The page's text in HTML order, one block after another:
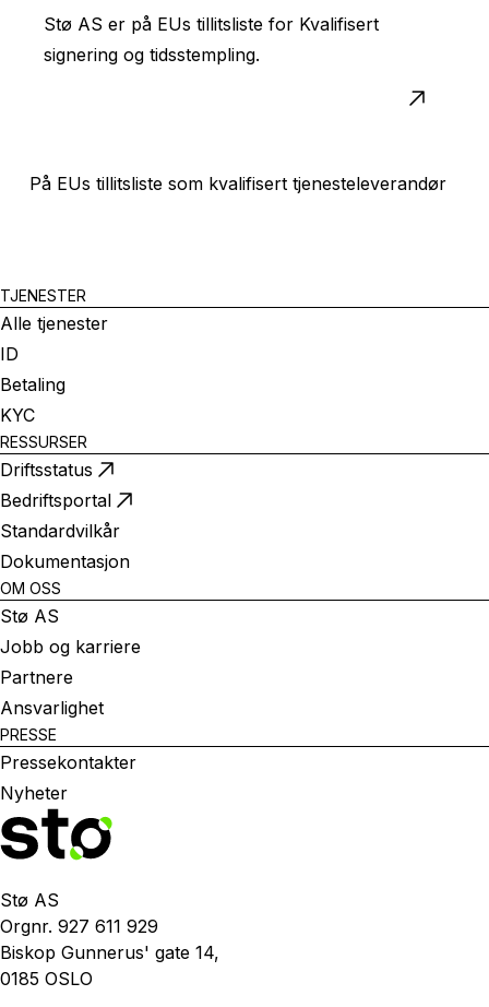
Stø AS er på EUs tillitsliste for Kvalifisert
signering og tidsstempling.
På EUs tillitsliste som kvalifisert tjenesteleverandør
TJENESTER
Alle tjenester
ID
Betaling
KYC
RESSURSER
Driftsstatus
Bedriftsportal
Standardvilkår
Dokumentasjon
OM OSS
Stø AS
Jobb og karriere
Partnere
Ansvarlighet
PRESSE
Pressekontakter
Nyheter
Stø AS
Orgnr. 927 611 929
Biskop Gunnerus' gate 14,
0185 OSLO